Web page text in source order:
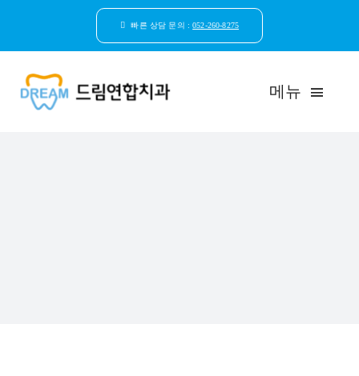
빠른 상담 문의 :052-260-8275
메뉴